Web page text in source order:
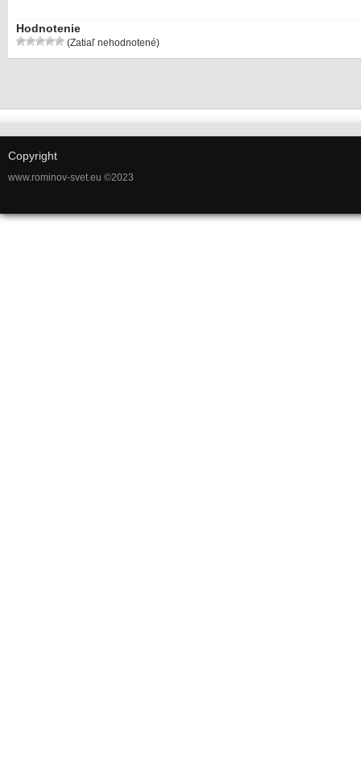
Hodnotenie
(Zatiaľ nehodnotené)
Copyright
www.rominov-svet.eu ©2023